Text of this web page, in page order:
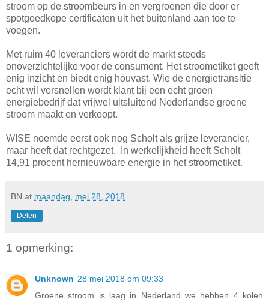
stroom op de stroombeurs in en vergroenen die door er
spotgoedkope certificaten uit het buitenland aan toe te
voegen.
Met ruim 40 leveranciers wordt de markt steeds
onoverzichtelijke voor de consument. Het stroometiket geeft
enig inzicht en biedt enig houvast. Wie de energietransitie
echt wil versnellen wordt klant bij een echt groen
energiebedrijf dat vrijwel uitsluitend Nederlandse groene
stroom maakt en verkoopt.
WISE noemde eerst ook nog Scholt als grijze leverancier,
maar heeft dat rechtgezet. In werkelijkheid heeft Scholt
14,91 procent hernieuwbare energie in het stroometiket.
BN at maandag, mei 28, 2018
Delen
1 opmerking:
Unknown 28 mei 2018 om 09:33
Groene stroom is laag in Nederland we hebben 4 kolen